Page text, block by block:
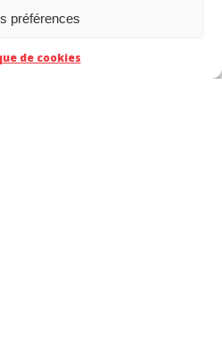
préférences
de cookies